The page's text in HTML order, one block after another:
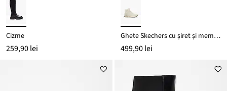
Cizme
259,90 lei
Ghete Skechers cu șiret și memory foam
499,90 lei